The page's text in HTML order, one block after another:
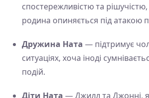
спостережливістю та
родина опиняється під атакою
Дружина Ната — підтримує
ситуаціях, хоча іноді
подій.
Діти Ната — Джилл та Джонні,